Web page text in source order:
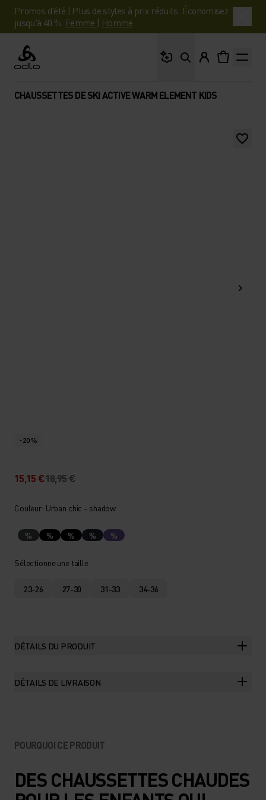
Promos d'été | Plus de styles à prix réduits. Économisez
jusqu'à 40 %. Femme | Homme
Odlo
CHAUSSETTES DE SKI ACTIVE WARM ELEMENT KIDS
-20 %
15,15 €18,95 €
Couleur: Urban chic - shadow
% % % % %
Sélectionne une taille
23-26 27-30 31-33 34-36
DÉTAILS DU PRODUIT
DÉTAILS DE LIVRAISON
POURQUOI CE PRODUIT
DES CHAUSSETTES CHAUDES